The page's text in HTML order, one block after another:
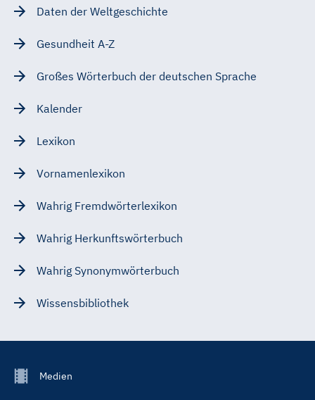
Daten der Weltgeschichte
Gesundheit A-Z
Großes Wörterbuch der deutschen Sprache
Kalender
Lexikon
Vornamenlexikon
Wahrig Fremdwörterlexikon
Wahrig Herkunftswörterbuch
Wahrig Synonymwörterbuch
Wissensbibliothek
FooterMedien